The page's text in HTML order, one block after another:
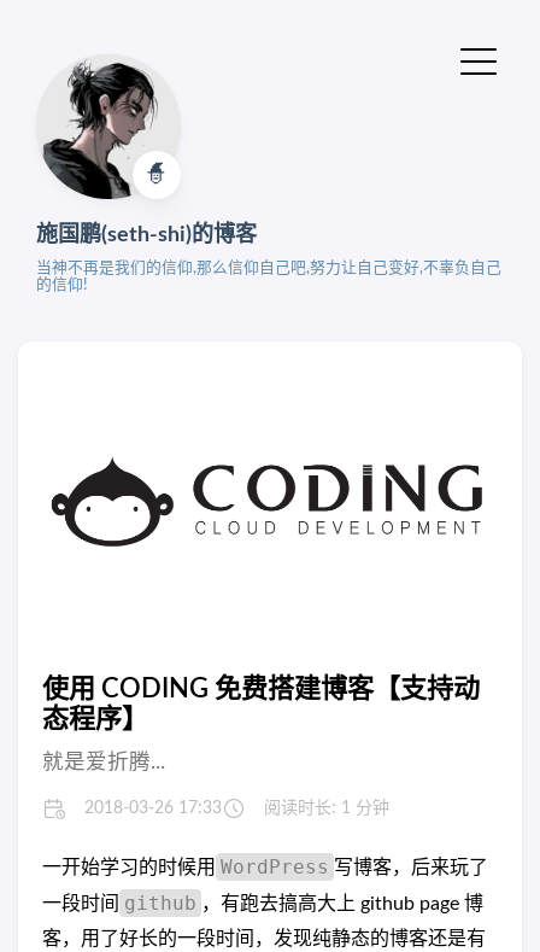
🧙‍
施国鹏(seth-shi)的博客
当神不再是我们的信仰,那么信仰自己吧,努力让自己变好,不辜负自己
的信仰!
使用 CODING 免费搭建博客【支持动
态程序】
就是爱折腾...
2018-03-26 17:33 阅读时长: 1 分钟
一开始学习的时候用 WordPress 写博客，后来玩了
一段时间
github ，有跑去搞高大上 github page 博
客，用了好长的一段时间，发现纯静态的博客还是有